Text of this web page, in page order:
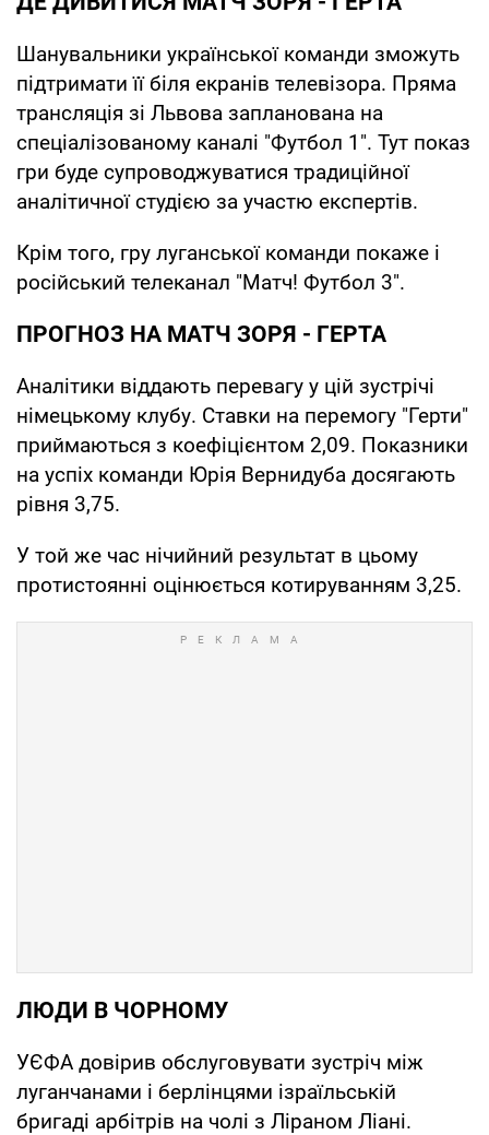
Шанувальники української команди зможуть
підтримати її біля екранів телевізора. Пряма
трансляція зі Львова запланована на
спеціалізованому каналі "Футбол 1". Тут показ
гри буде супроводжуватися традиційної
аналітичної студією за участю експертів.
Крім того, гру луганської команди покаже і
російський телеканал "Матч! Футбол 3".
ПРОГНОЗ НА МАТЧ ЗОРЯ - ГЕРТА
Аналітики віддають перевагу у цій зустрічі
німецькому клубу. Ставки на перемогу "Герти"
приймаються з коефіцієнтом 2,09. Показники
на успіх команди Юрія Вернидуба досягають
рівня 3,75.
У той же час нічийний результат в цьому
протистоянні оцінюється котируванням 3,25.
ЛЮДИ В ЧОРНОМУ
УЄФА довірив обслуговувати зустріч між
луганчанами і берлінцями ізраїльській
бригаді арбітрів на чолі з Ліраном Ліані.